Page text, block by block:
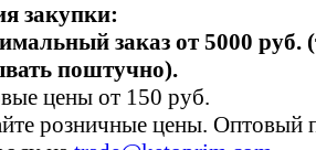
закупки:
заказ от 5000 руб.
поштучно).
цены от 150 руб.
розничные цены. Оптовый